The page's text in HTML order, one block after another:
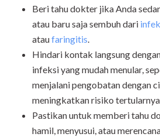
Beri tahu dokter jika Anda
atau baru saja sembuh dari
ataufaringitis.
Hindari kontak langsung
infeksi yang mudah menular,
menjalani pengobatan dengan
meningkatkan risiko tertularnya
Pastikan untuk memberi tahu
hamil, menyusui, atau